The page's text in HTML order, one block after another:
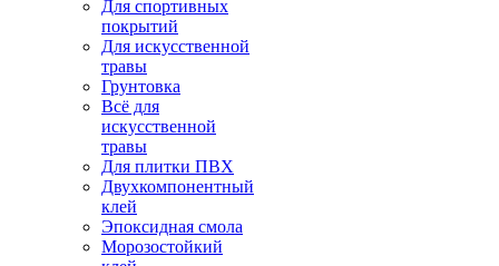
Для спортивных
покрытий
Для искусственной
травы
Грунтовка
Всё для
искусственной
травы
Для плитки ПВХ
Двухкомпонентный
клей
Эпоксидная смола
Морозостойкий